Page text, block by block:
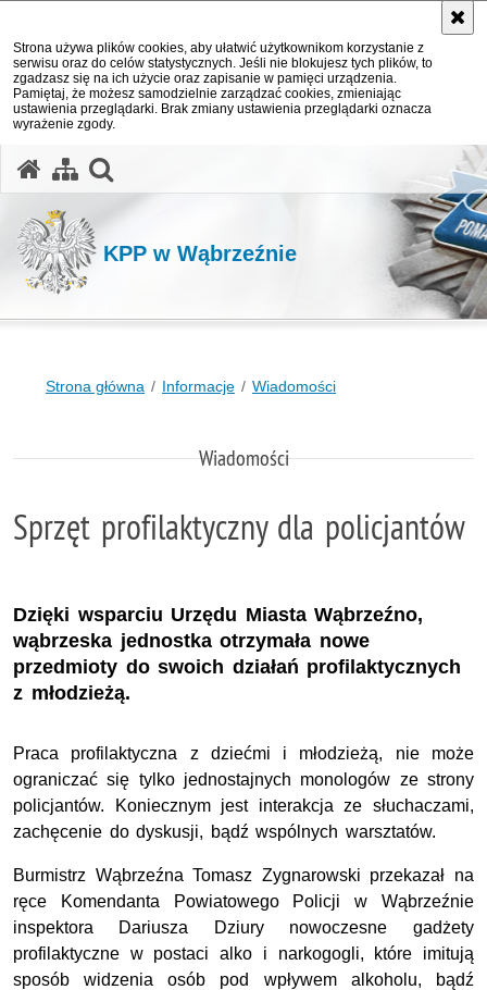
Strona używa plików cookies, aby ułatwić użytkownikom korzystanie z
serwisu oraz do celów statystycznych. Jeśli nie blokujesz tych plików, to
zgadzasz się na ich użycie oraz zapisanie w pamięci urządzenia.
Pamiętaj, że możesz samodzielnie zarządzać cookies, zmieniając
ustawienia przeglądarki. Brak zmiany ustawienia przeglądarki oznacza
wyrażenie zgody.
KPP w Wąbrzeźnie
Strona główna Informacje Wiadomości
Wiadomości
Sprzęt profilaktyczny dla policjantów
Dzięki wsparciu Urzędu Miasta Wąbrzeźno,
wąbrzeska jednostka otrzymała nowe
przedmioty do swoich działań profilaktycznych
z młodzieżą.
Praca profilaktyczna z dziećmi i młodzieżą, nie może
ograniczać się tylko jednostajnych monologów ze strony
policjantów. Koniecznym jest interakcja ze słuchaczami,
zachęcenie do dyskusji, bądź wspólnych warsztatów.
Burmistrz Wąbrzeźna Tomasz Zygnarowski przekazał na
ręce Komendanta Powiatowego Policji w Wąbrzeźnie
inspektora Dariusza Dziury nowoczesne gadżety
profilaktyczne w postaci alko i narkogogli, które imitują
sposób widzenia osób pod wpływem alkoholu, bądź